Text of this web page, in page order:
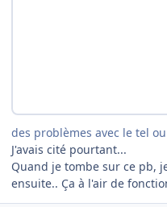
des problèmes avec le tel
J'avais cité pourtant...
Quand je tombe sur ce pb,
ensuite.. Ça à l'air de